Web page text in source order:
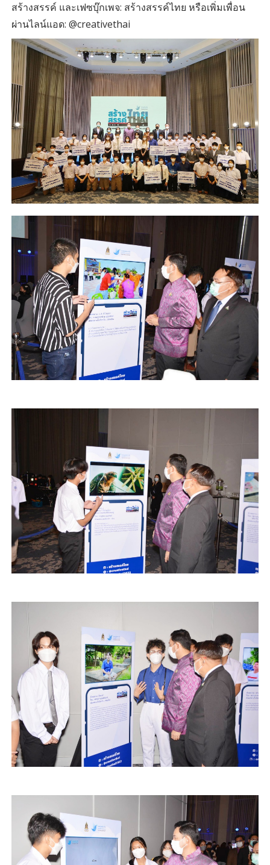
สร้างสรรค์ และเฟซบุ๊กเพจ: สร้างสรรค์ไทย หรือเพิ่มเพื่อน
ผ่านไลน์แอด: @creativethai